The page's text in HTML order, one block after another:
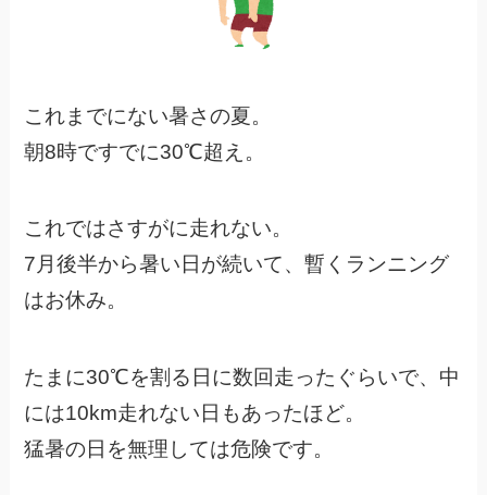
これまでにない暑さの夏。
朝8時ですでに30℃超え。
これではさすがに走れない。
7月後半から暑い日が続いて、暫くランニング
はお休み。
たまに30℃を割る日に数回走ったぐらいで、中
には10km走れない日もあったほど。
猛暑の日を無理しては危険です。